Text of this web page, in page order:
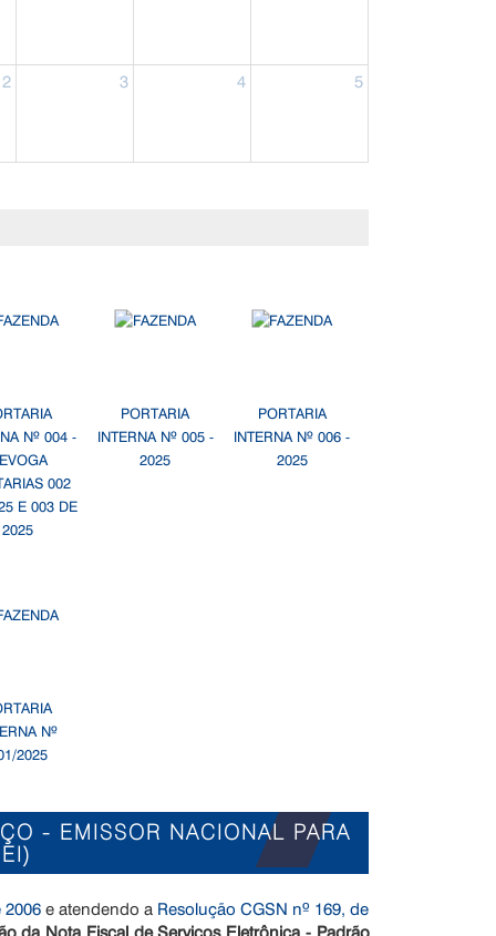
2 3 4 5
Nº 004 -
002
E 003 DE
2025
PORTARIA
INTERNA Nº 005 -
2025
PORTARIA
INTERNA Nº 006 -
2025
Nº
2025
- EMISSOR NACIONAL PARA
e atendendo a Resolução CGSN nº 169, de
da Nota Fiscal de Serviços Eletrônica - Padrão